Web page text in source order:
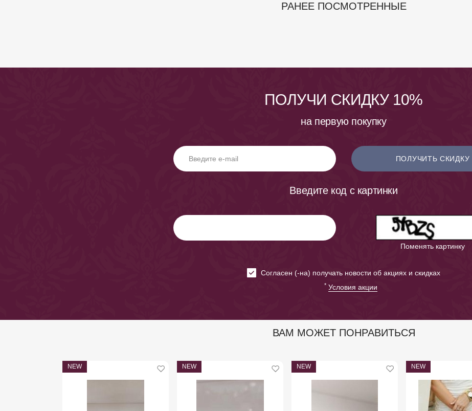
РАНЕЕ ПОСМОТРЕННЫЕ
ПОЛУЧИ СКИДКУ 10%
на первую покупку
ПОЛУЧИТЬ СКИДКУ
Введите код с картинки
Поменять картинку
Cогласен (-на) получать новости об акциях и скидках
* Условия акции
ВАМ МОЖЕТ ПОНРАВИТЬСЯ
NEW NEW NEW NEW